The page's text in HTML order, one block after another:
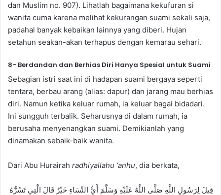
dan Muslim no. 907). Lihatlah bagaimana kekufuran si
wanita cuma karena melihat kekurangan suami sekali saja,
padahal banyak kebaikan lainnya yang diberi. Hujan
setahun seakan-akan terhapus dengan kemarau sehari.
8- Berdandan dan Berhias Diri Hanya Spesial untuk Suami
Sebagian istri saat ini di hadapan suami bergaya seperti
tentara, berbau arang (alias: dapur) dan jarang mau berhias
diri. Namun ketika keluar rumah, ia keluar bagai bidadari.
Ini sungguh terbalik. Seharusnya di dalam rumah, ia
berusaha menyenangkan suami. Demikianlah yang
dinamakan sebaik-baik wanita.
Dari Abu Hurairah radhiyallahu ‘anhu, dia berkata,
قِيلَ لِرَسُولِ اللَّهِ صَلَّى اللَّهُ عَلَيْهِ وَسَلَّمَ أَيُّ النِّسَاءِ خَيْرٌ قَالَ الَّتِي تَسُرُّهُ